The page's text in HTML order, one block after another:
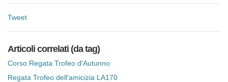
Tweet
Articoli correlati (da tag)
Corso Regata Trofeo d'Autunno
Regata Trofeo dell'amicizia LA170